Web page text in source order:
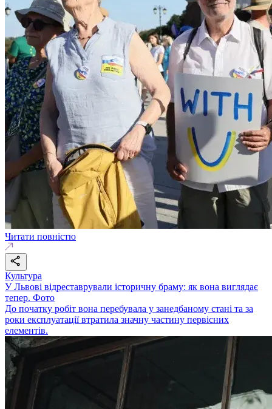
Читати повністю
Культура
У Львові відреставрували історичну браму: як вона виглядає
тепер. Фото
До початку робіт вона перебувала у занедбаному стані та за
роки експлуатації втратила значну частину первісних
елементів.